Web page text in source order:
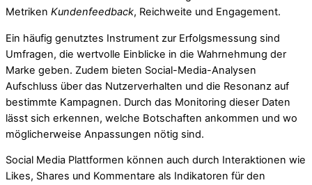
Metriken Kundenfeedback, Reichweite und Engagement.
Ein häufig genutztes Instrument zur Erfolgsmessung sind
Umfragen, die wertvolle Einblicke in die Wahrnehmung der
Marke geben. Zudem bieten Social-Media-Analysen
Aufschluss über das Nutzerverhalten und die Resonanz auf
bestimmte Kampagnen. Durch das Monitoring dieser Daten
lässt sich erkennen, welche Botschaften ankommen und wo
möglicherweise Anpassungen nötig sind.
Social Media Plattformen können auch durch Interaktionen wie
Likes, Shares und Kommentare als Indikatoren für den